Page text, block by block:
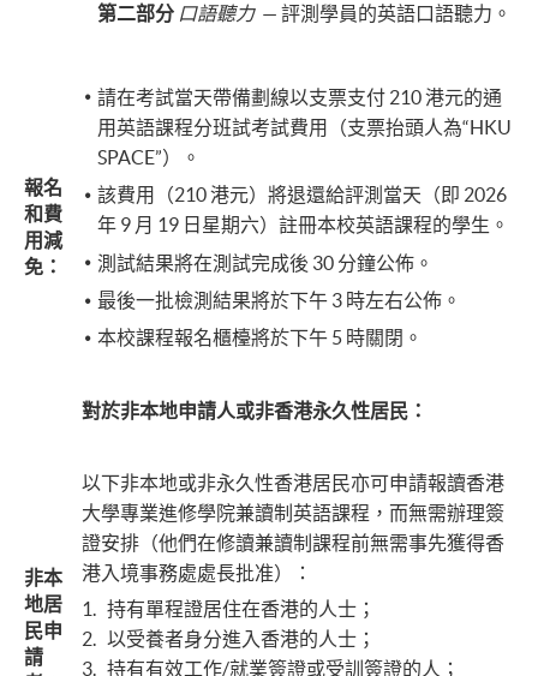
第二部分 口語聽力— 評測學員的英語口語聽力。
報名
和費
用減
免：
​請在考試當天帶備劃線以支票支付 210 港元的通
用英語課程分班試考試費用（支票抬頭人為“HKU
SPACE”）。
該費用（210 港元）將退還給評測當天（即 2026
年 9 月 19 日星期六）註冊本校英語課程的學生。
測試結果將在測試完成後 30 分鐘公佈。
最後一批檢測結果將於下午 3 時左右公佈。
本校課程報名櫃檯將於下午 5 時關閉。
非本
地居
民申
請
對於非本地申請人或非香港永久性居民：
以下非本地或非永久性香港居民亦可申請報讀香港
大學專業進修學院兼讀制英語課程，而無需辦理簽
證安排（他們在修讀兼讀制課程前無需事先獲得香
港入境事務處處長批准）：
1. 持有單程證居住在香港的人士；
2. 以受養者身分進入香港的人士；
3. 持有有效工作/就業簽證或受訓簽證的人；